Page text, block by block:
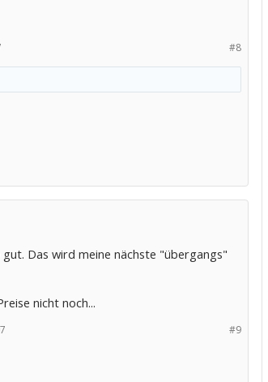
#8
Das wird meine nächste "übergangs"
nicht noch...
#9